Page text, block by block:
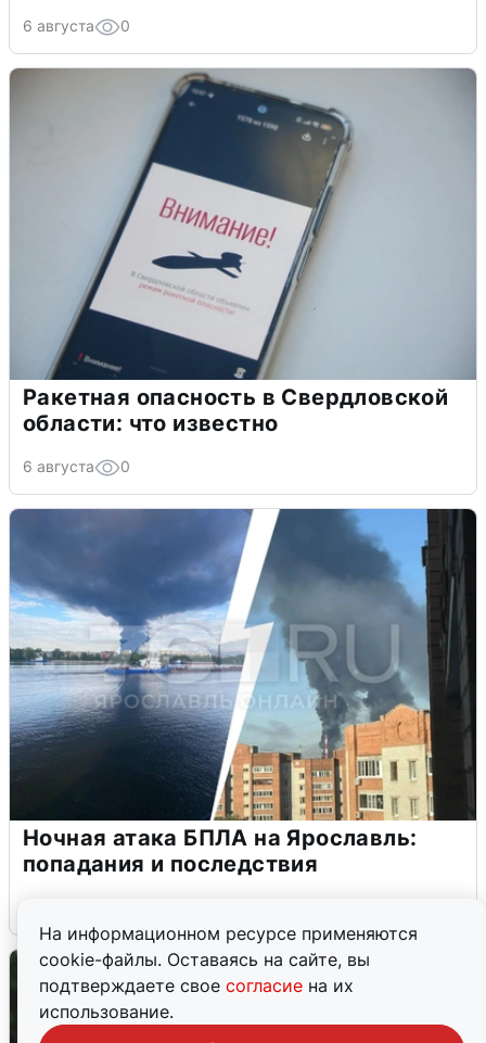
На информационном ресурсе применяются
cookie-файлы. Оставаясь на сайте, вы
подтверждаете свое согласие на их
использование.
6 августа 0
Ракетная опасность в Свердловской
области: что известно
6 августа 0
Ночная атака БПЛА на Ярославль:
попадания и последствия